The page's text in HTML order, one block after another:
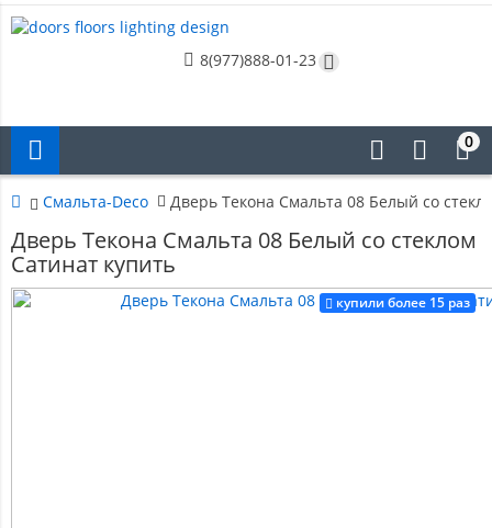
8(977)888-01-23
0
Смальта-Deco Дверь Текона Смальта 08 Белый со
Дверь Текона Смальта 08 Белый со стеклом
Сатинат купить
купили более 15 раз